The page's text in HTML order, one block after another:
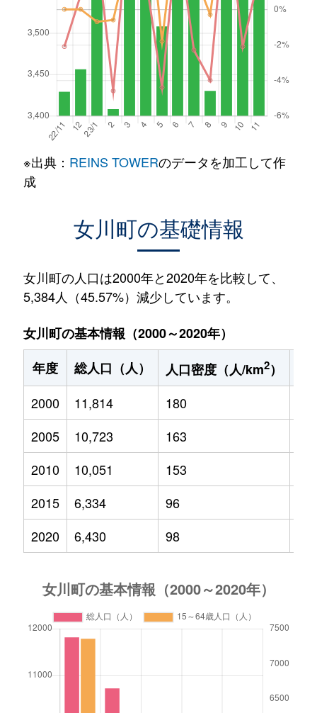
※出典： REINS TOWERのデータを加工して作
成
女川町の基礎情報
女川町の人口は2000年と2020年を比較して、
5,384人（45.57%）減少しています。
女川町の基本情報（2000～2020年）
年度
総人口（人） 人口密度（人/km2）
2000
11,814 180
2005
10,723 163
2010
10,051 153
2015
6,334 96
2020
6,430 98